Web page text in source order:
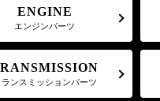
ENGINE
エンジンパーツ
ランスミッションパーツ